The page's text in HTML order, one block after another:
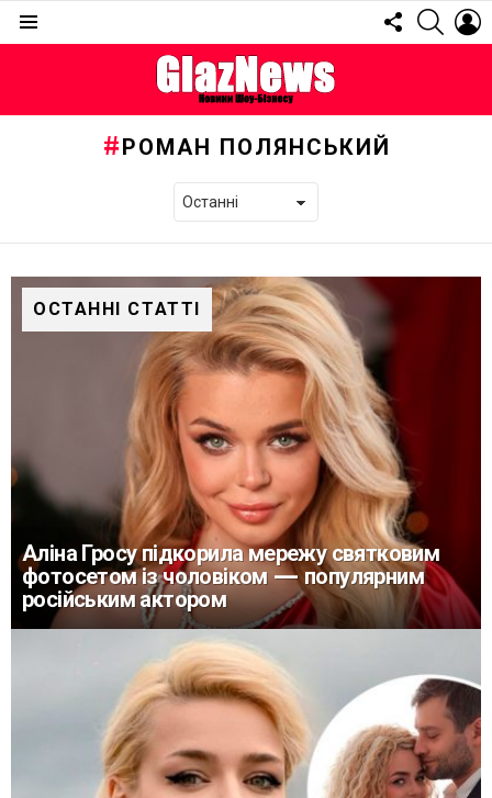
FOLLOW
US
РОМАН ПОЛЯНСЬКИЙ
ОСТАННІ СТАТТІ
Аліна Гросу підкорила мережу святковим
фотосетом із чоловіком — популярним
російським актором